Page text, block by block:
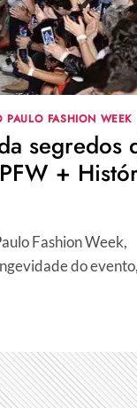
PAULO FASHION WEEK
segredos
+
Fashion Week,
do